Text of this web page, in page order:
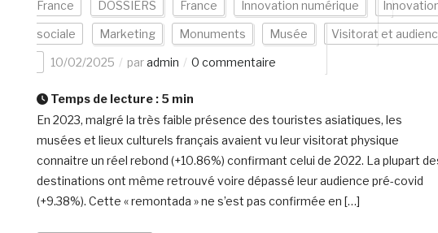
France DOSSIERS France Innovation numérique
sociale Marketing Monuments Musée Visitorat et
10/02/2025 paradmin 0 commentaire
Temps de lecture : 5 min
En 2023, malgré la très faible présence des touristes asiatiques, les
musées et lieux culturels français avaient vu leur visitorat physique
connaitre un réel rebond (+10.86%) confirmant celui de 2022. La plupart
destinations ont même retrouvé voire dépassé leur audience pré-covid
(+9.38%). Cette « remontada » ne s’est pas confirmée en […]